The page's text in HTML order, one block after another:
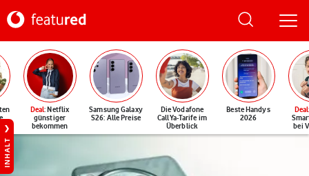
Deal: Netflix
günstiger
bekommen
Samsung Galaxy
S26: Alle Preise
Die Vodafone
CallYa-Tarife im
Überblick
Beste Handys
2026
Deal
bei
INHALT